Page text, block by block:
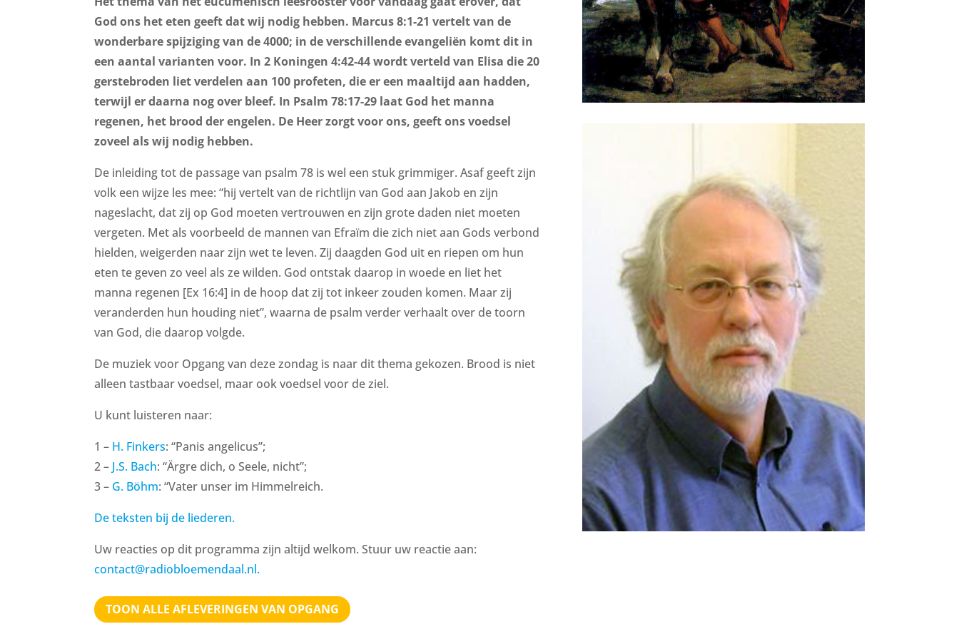
of
te
God ons het eten geeft dat wij nodig hebben. Marcus 8:1-21 vertelt van de
wonderbare spijziging van de 4000; in de verschillende evangeliën komt dit in
een aantal varianten voor. In 2 Koningen 4:42-44 wordt verteld van Elisa die 20
gerstebroden liet verdelen aan 100 profeten, die er een maaltijd aan hadden,
terwijl er daarna nog over bleef. In Psalm 78:17-29 laat God het manna
regenen, het brood der engelen. De Heer zorgt voor ons, geeft ons voedsel
zoveel als wij nodig hebben.
De inleiding tot de passage van psalm 78 is wel een stuk grimmiger. Asaf geeft zijn
volk een wijze les mee: “hij vertelt van de richtlijn van God aan Jakob en zijn
nageslacht, dat zij op God moeten vertrouwen en zijn grote daden niet moeten
vergeten. Met als voorbeeld de mannen van Efraïm die zich niet aan Gods verbond
hielden, weigerden naar zijn wet te leven. Zij daagden God uit en riepen om hun
eten te geven zo veel als ze wilden. God ontstak daarop in woede en liet het
manna regenen [Ex 16:4] in de hoop dat zij tot inkeer zouden komen. Maar zij
veranderden hun houding niet”, waarna de psalm verder verhaalt over de toorn
van God, die daarop volgde.
De muziek voor Opgang van deze zondag is naar dit thema gekozen. Brood is niet
alleen tastbaar voedsel, maar ook voedsel voor de ziel.
U kunt luisteren naar:
1 – H. Finkers: “Panis angelicus”;
2 – J.S. Bach: “Ärgre dich, o Seele, nicht”;
3 – G. Böhm: “Vater unser im Himmelreich.
De teksten bij de liederen.
Uw reacties op dit programma zijn altijd welkom. Stuur uw reactie aan:
contact@radiobloemendaal.nl.
TOON ALLE AFLEVERINGEN VAN OPGANG